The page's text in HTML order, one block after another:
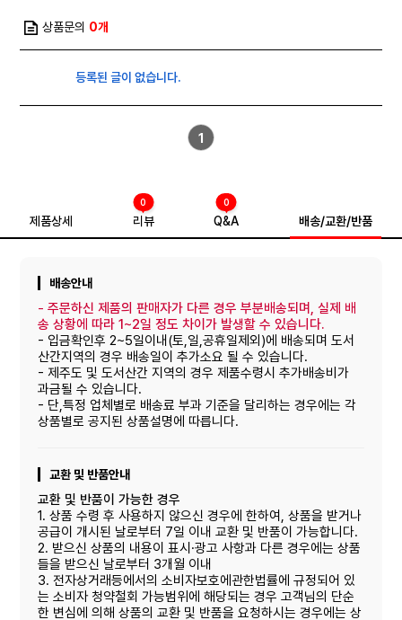
상품문의 0개
등록된 글이 없습니다.
1
제품상세 리뷰
0
Q&A
0
배송/교환/반품
배송안내
-주문하신 제품의 판매자가 다른 경우 부분배송되며, 실제 배
송 상황에 따라 1~2일 정도 차이가 발생할 수 있습니다.
- 입금확인후 2~5일이내(토,일,공휴일제외)에 배송되며 도서
산간지역의 경우 배송일이 추가소요 될 수 있습니다.
- 제주도 및 도서산간 지역의 경우 제품수령시 추가배송비가
과금될 수 있습니다.
- 단,특정 업체별로 배송료 부과 기준을 달리하는 경우에는 각
상품별로 공지된 상품설명에 따릅니다.
교환 및 반품안내
교환 및 반품이 가능한 경우
1. 상품 수령 후 사용하지 않으신 경우에 한하여, 상품을 받거나
공급이 개시된 날로부터 7일 이내 교환 및 반품이 가능합니다.
2. 받으신 상품의 내용이 표시·광고 사항과 다른 경우에는 상품
들을 받으신 날로부터 3개월 이내
3. 전자상거래등에서의 소비자보호에관한법률에 규정되어 있
는 소비자 청약철회 가능범위에 해당되는 경우 고객님의 단순
한 변심에 의해 상품의 교환 및 반품을 요청하시는 경우에는 상